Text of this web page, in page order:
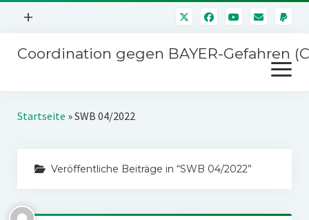
Menü
+
Mitmachen
Störfälle
Coordination gegen BAYER-Gefahren
Menü
öffnen
Kampagnen
Stichwort BAYER
Startseite »SWB 04/2022
Veröffentliche Beiträge in “SWB 04/2022”